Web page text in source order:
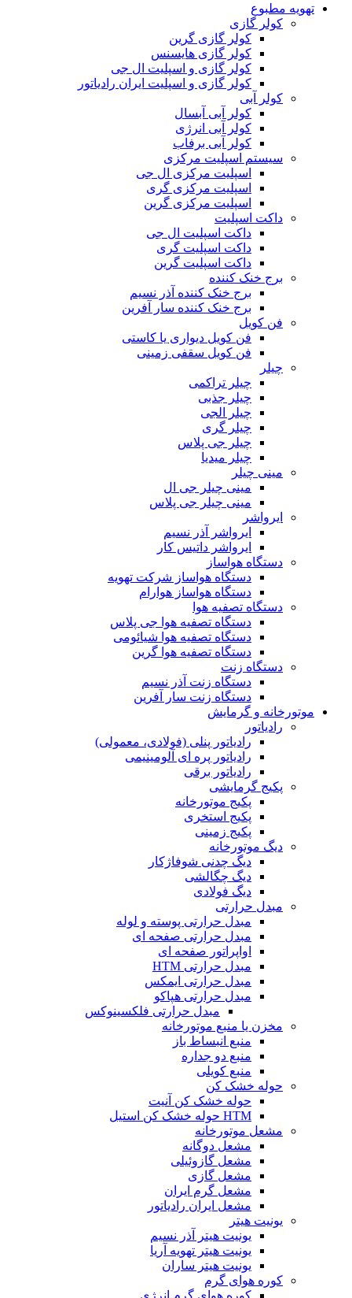
تهویه مطبوع
کولر گازی
کولر گازی گرین
کولر گازی هایسنس
کولر گازی و اسپلیت ال جی
کولر گازی و اسپلیت ایران رادیاتور
کولر آبی
کولر آبی آبسال
کولر آبی انرژی
کولر آبی برفاب
سیستم اسپلیت مرکزی
اسپلیت مرکزی ال جی
اسپلیت مرکزی گری
اسپلیت مرکزی گرین
داکت اسپلیت
داکت اسپلیت ال جی
داکت اسپلیت گری
داکت اسپلیت گرین
برج خنک کننده
برج خنک کننده آذر نسیم
برج خنک کننده سار آفرین
فن کویل
فن کویل دیواری یا کاستی
فن کویل سقفی زمینی
چیلر
چیلر تراکمی
چیلر جذبی
چیلر الجی
چیلر گری
چیلر جی پلاس
چیلر میدیا
مینی چیلر
مینی چیلر جی ال
مینی چیلر جی پلاس
ایرواشر
ایرواشر آذر نسیم
ایرواشر داتیس کار
دستگاه هواساز
دستگاه هواساز شرکت تهویه
دستگاه هواساز هوارام
دستگاه تصفیه هوا
دستگاه تصفیه هوا جی پلاس
دستگاه تصفیه هوا شیائومی
دستگاه تصفیه هوا گرین
دستگاه زنت
دستگاه زنت آذر نسیم
دستگاه زنت سار آفرین
موتورخانه و گرمایش
رادیاتور
رادیاتور پنلی (فولادی، معمولی)
رادیاتور پره ای آلومینیمی
رادیاتور برقی
پکیج گرمایشی
پکیج موتورخانه
پکیج استخری
پکیج زمینی
دیگ موتورخانه
دیگ چدنی شوفاژکار
دیگ چگالشی
دیگ فولادی
مبدل حرارتی
مبدل حرارتی پوسته و لوله
مبدل حرارتی صفحه ای
اواپراتور صفحه ای
مبدل حرارتی HTM
مبدل حرارتی ایمکس
مبدل حرارتی هپاکو
مبدل حرارتی فلکسینوکس
مخزن یا منبع موتورخانه
منبع انبساط باز
منبع دو جداره
منبع کویلی
حوله خشک کن
حوله خشک کن آنیت
HTM حوله خشک کن استیل
مشعل موتورخانه
مشعل دوگانه
مشعل گازوئیلی
مشعل گازی
مشعل گرم ایران
مشعل ایران رادیاتور
یونیت هیتر
یونیت هیتر آذر نسیم
یونیت هیتر تهویه آریا
یونیت هیتر ساران
کوره هوای گرم
کوره هوای گرم انرژی